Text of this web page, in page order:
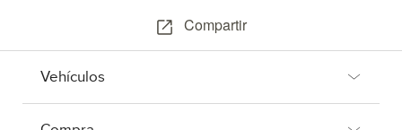
Compartir
Vehículos